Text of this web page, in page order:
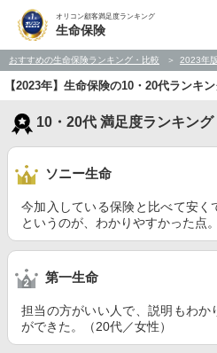
オリコン顧客満足度ランキング
生命保険
おすすめの生命保険ランキング・比較 2023年版
【2023年】生命保険の10・20代ランキ
10・20代 満足度ランキング
ソニー生命
今加入している保険と比べて安く
というのが、わかりやすかった点
第一生命
担当の方がいい人で、説明もわか
ができた。（20代／女性）